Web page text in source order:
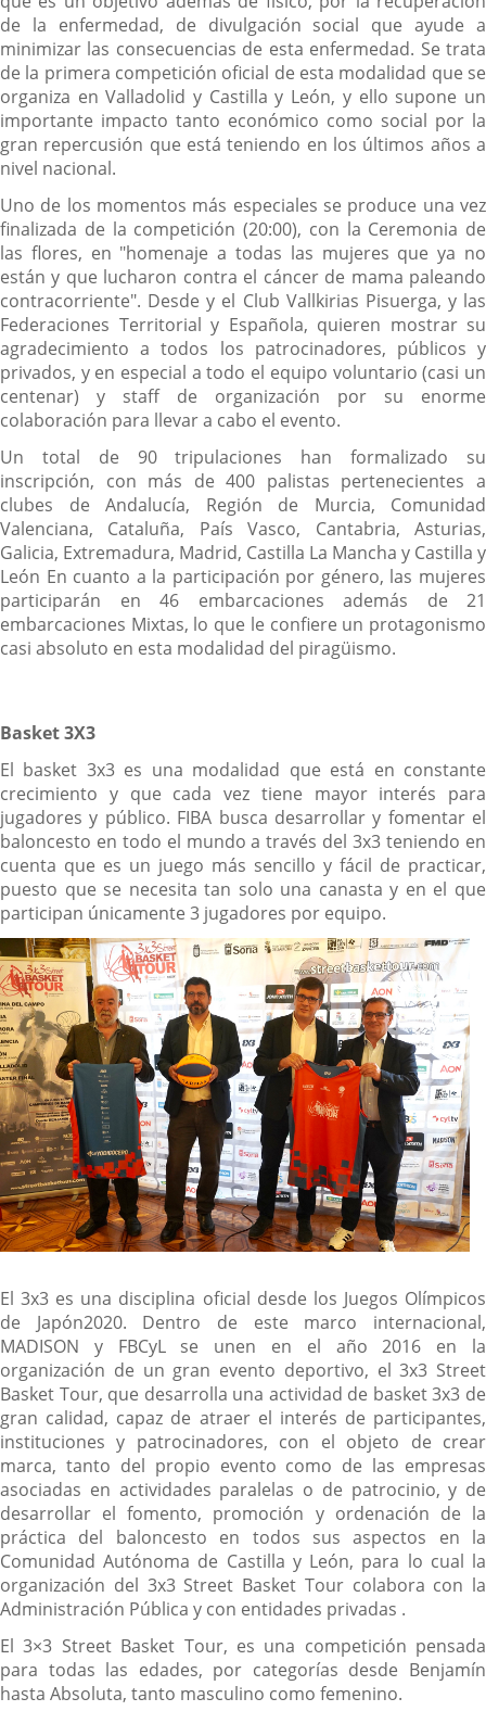
de la enfermedad, de divulgación social que ayude a
minimizar las consecuencias de esta enfermedad. Se trata
de la primera competición oficial de esta modalidad que se
organiza en Valladolid y Castilla y León, y ello supone un
importante impacto tanto económico como social por la
gran repercusión que está teniendo en los últimos años a
nivel nacional.
Uno de los momentos más especiales se produce una vez
finalizada de la competición (20:00), con la Ceremonia de
las flores, en "homenaje a todas las mujeres que ya no
están y que lucharon contra el cáncer de mama paleando
contracorriente". Desde y el Club Vallkirias Pisuerga, y las
Federaciones Territorial y Española, quieren mostrar su
agradecimiento a todos los patrocinadores, públicos y
privados, y en especial a todo el equipo voluntario (casi un
centenar) y staff de organización por su enorme
colaboración para llevar a cabo el evento.
Un total de 90 tripulaciones han formalizado su
inscripción, con más de 400 palistas pertenecientes a
clubes de Andalucía, Región de Murcia, Comunidad
Valenciana, Cataluña, País Vasco, Cantabria, Asturias,
Galicia, Extremadura, Madrid, Castilla La Mancha y Castilla y
León En cuanto a la participación por género, las mujeres
participarán en 46 embarcaciones además de 21
embarcaciones Mixtas, lo que le confiere un protagonismo
casi absoluto en esta modalidad del piragüismo.
Basket 3X3
El basket 3x3 es una modalidad que está en constante
crecimiento y que cada vez tiene mayor interés para
jugadores y público. FIBA busca desarrollar y fomentar el
baloncesto en todo el mundo a través del 3x3 teniendo en
cuenta que es un juego más sencillo y fácil de practicar,
puesto que se necesita tan solo una canasta y en el que
participan únicamente 3 jugadores por equipo.
El 3x3 es una disciplina oficial desde los Juegos Olímpicos
de Japón2020. Dentro de este marco internacional,
MADISON y FBCyL se unen en el año 2016 en la
organización de un gran evento deportivo, el 3x3 Street
Basket Tour, que desarrolla una actividad de basket 3x3 de
gran calidad, capaz de atraer el interés de participantes,
instituciones y patrocinadores, con el objeto de crear
marca, tanto del propio evento como de las empresas
asociadas en actividades paralelas o de patrocinio, y de
desarrollar el fomento, promoción y ordenación de la
práctica del baloncesto en todos sus aspectos en la
Comunidad Autónoma de Castilla y León, para lo cual la
organización del 3x3 Street Basket Tour colabora con la
Administración Pública y con entidades privadas .
El 3×3 Street Basket Tour, es una competición pensada
para todas las edades, por categorías desde Benjamín
hasta Absoluta, tanto masculino como femenino.